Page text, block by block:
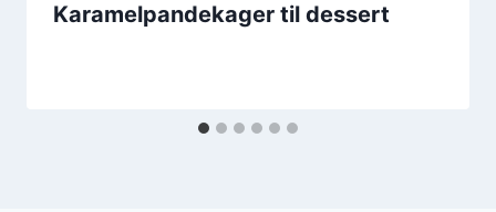
Karamelpandekager til dessert